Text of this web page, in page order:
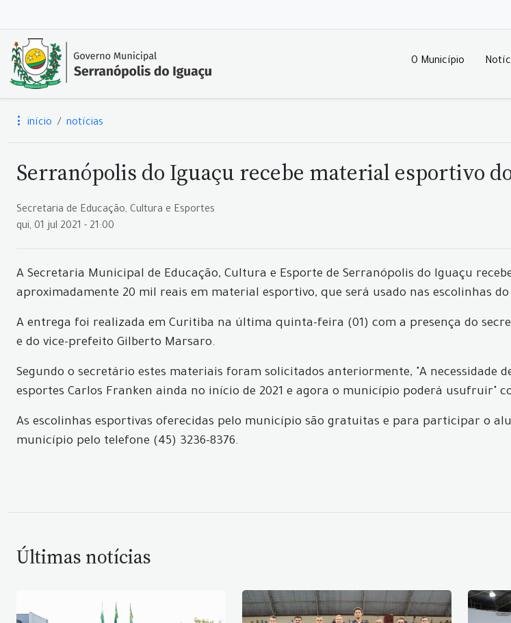
O Município
início notícias
Serranópolis do Iguaçu recebe material esportivo
Secretaria de Educação, Cultura e Esportes
qui, 01 jul 2021 - 21:00
A Secretaria Municipal de Educação, Cultura e Esporte de Serranópolis do Iguaçu
aproximadamente 20 mil reais em material esportivo, que será usado nas escolinhas
A entrega foi realizada em Curitiba na última quinta-feira (01) com a presença do
e do vice-prefeito Gilberto Marsaro.
Segundo o secretário estes materiais foram solicitados anteriormente, "A
esportes Carlos Franken ainda no início de 2021 e agora o município poderá usufruir"
As escolinhas esportivas oferecidas pelo município são gratuitas e para participar o
município pelo telefone (45) 3236-8376.
Últimas notícias